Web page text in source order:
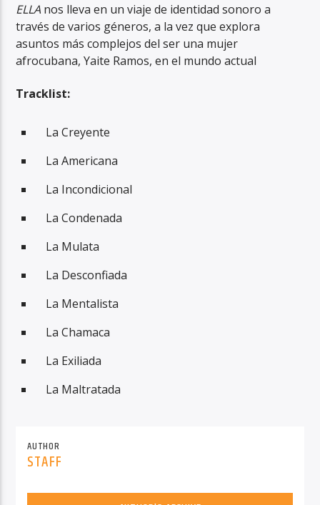
ELLA nos lleva en un viaje de identidad sonoro a
través de varios géneros, a la vez que explora
asuntos más complejos del ser una mujer
afrocubana, Yaite Ramos, en el mundo actual
Tracklist:
La Creyente
La Americana
La Incondicional
La Condenada
La Mulata
La Desconfiada
La Mentalista
La Chamaca
La Exiliada
La Maltratada
AUTHOR
STAFF